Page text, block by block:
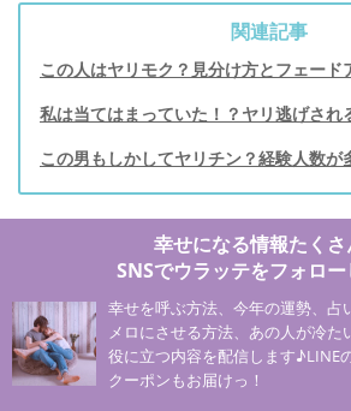
関連記事
この人はヤリモク？見分け方とフェード
私は当てはまっていた！？ヤリ逃げされ
この男もしかしてヤリチン？経験人数が
幸せになる情報たくさ
SNSでウラッテをフォロー
幸せを呼ぶ方法、今年の運勢、占
メロにさせる方法、あの人が冷
役に立つ内容を配信します♪LINE
クーポンもお届けっ！